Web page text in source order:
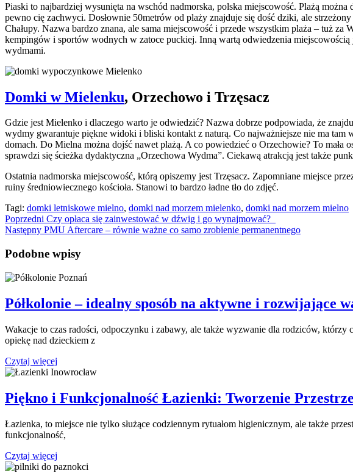
Piaski to najbardziej wysunięta na wschód nadmorska, polska miejscowość. Plażą
pewno cię zachwyci. Dosłownie 50metrów od plaży znajduje się dość dziki, ale
Chałupy. Nazwa bardzo znana, ale sama miejscowość i przede wszystkim plaża – tuż
kempingów i sportów wodnych w zatoce puckiej. Inną wartą odwiedzenia
wydmami.
Domki w Mielenku, Orzechowo i Trzęsacz
Gdzie jest Mielenko i dlaczego warto je odwiedzić? Nazwa dobrze podpowiada, że
wydmy gwarantuje piękne widoki i bliski kontakt z naturą. Co najważniejsze nie ma tam
domach. Do Mielna można dojść nawet plażą. A co powiedzieć o Orzechowie? To
sprawdzi się ścieżka dydaktyczna „Orzechowa Wydma”. Ciekawą atrakcją jest także
Ostatnia nadmorska miejscowość, którą opiszemy jest Trzęsacz. Zapomniane miejsce
ruiny średniowiecznego kościoła. Stanowi to bardzo ładne tło do zdjęć.
Tagi: domki letniskowe mielno, domki nad morzem mielenko, domki nad morzem mielno
Nawigacja
wpisu
Poprzedni Previous
post:
Czy opłaca się zainwestować w dźwig i go wynajmować?
Następny Next
PMU Aftercare – równie ważne co samo zrobienie permanentnego
Podobne wpisy
Półkolonie – idealny sposób na aktywne i rozwijające
Wakacje to czas radości, odpoczynku i zabawy, ale także wyzwanie dla rodziców,
opiekę nad dzieckiem z
Czytaj więcej
więcej
Piękno i Funkcjonalność Łazienki: Tworzenie
Łazienka, to miejsce nie tylko służące codziennym rytuałom higienicznym, ale także
funkcjonalność,
Czytaj więcej
więcej